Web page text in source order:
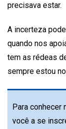
precisava estar.
A incerteza
quando nos
tem as rédeas
sempre estou
Para conhecer
você a se